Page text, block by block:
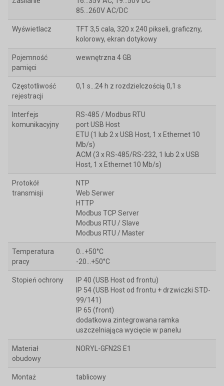
85...260V AC/DC
Wyświetlacz
TFT 3,5 cala, 320 x 240 pikseli, graficzny,
kolorowy, ekran dotykowy
Pojemność
pamięci
wewnętrzna 4 GB
Częstotliwość
rejestracji
0,1 s...24 h z rozdzielczością 0,1 s
Interfejs
komunikacyjny
RS-485 / Modbus RTU
port USB Host
ETU (1 lub 2 x USB Host, 1 x Ethernet 10
Mb/s)
ACM (3 x RS-485/RS-232, 1 lub 2 x USB
Host, 1 x Ethernet 10 Mb/s)
Protokół
transmisji
NTP
Web Serwer
HTTP
Modbus TCP Server
Modbus RTU / Slave
Modbus RTU / Master
Temperatura
pracy
0...+50°C
-20…+50°C
Stopień ochrony
IP 40 (USB Host od frontu)
IP 54 (USB Host od frontu + drzwiczki STD-
99/141)
IP 65 (front)
dodatkowa zintegrowana ramka
uszczelniająca wycięcie w panelu
Materiał
obudowy
NORYL-GFN2S E1
Montaż tablicowy